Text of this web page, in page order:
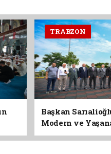
TRABZON
Başkan
Modern ve
Kimliğe